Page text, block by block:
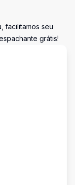
facilitamos seu
grátis!